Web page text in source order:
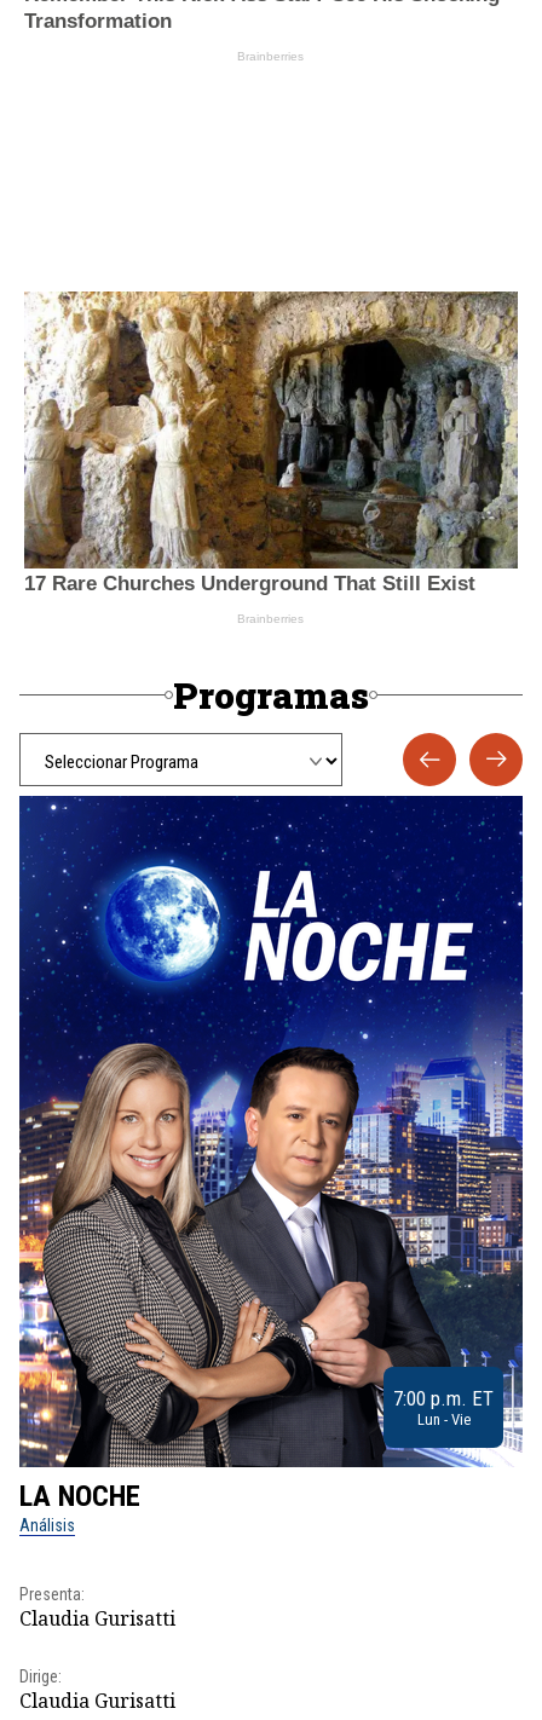
Programas
7:00 p.m. ET
Lun - Vie
LA NOCHE
Análisis
Presenta:
Claudia Gurisatti
Dirige:
Claudia Gurisatti